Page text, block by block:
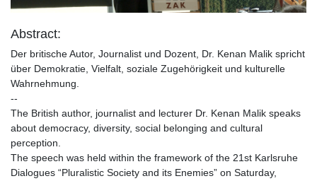
Abstract:
Der britische Autor, Journalist und Dozent, Dr. Kenan Malik spricht
über Demokratie, Vielfalt, soziale Zugehörigkeit und kulturelle
Wahrnehmung.
--
The British author, journalist and lecturer Dr. Kenan Malik speaks
about democracy, diversity, social belonging and cultural
perception.
The speech was held within the framework of the 21st Karlsruhe
Dialogues “Pluralistic Society and its Enemies” on Saturday,